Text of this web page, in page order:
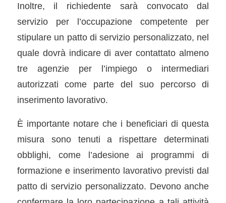
Inoltre, il richiedente sarà convocato dal
servizio per l’occupazione competente per
stipulare un patto di servizio personalizzato, nel
quale dovrà indicare di aver contattato almeno
tre agenzie per l’impiego o intermediari
autorizzati come parte del suo percorso di
inserimento lavorativo.
È importante notare che i beneficiari di questa
misura sono tenuti a rispettare determinati
obblighi, come l’adesione ai programmi di
formazione e inserimento lavorativo previsti dal
patto di servizio personalizzato. Devono anche